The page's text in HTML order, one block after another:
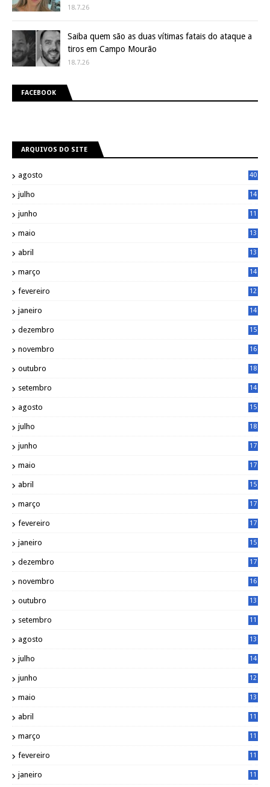
18.7.26
Saiba quem são as duas vítimas fatais do ataque a
tiros em Campo Mourão
18.7.26
FACEBOOK
ARQUIVOS DO SITE
agosto 40
julho
14
junho
11
maio
13
abril
13
março
14
fevereiro
12
janeiro
14
dezembro
15
novembro
16
outubro
18
setembro
14
agosto
15
julho
18
junho
17
maio
17
abril
15
março
17
fevereiro
17
janeiro
15
dezembro
17
novembro
16
outubro
13
setembro
11
agosto
13
julho
14
junho
12
maio
13
abril
11
março
11
fevereiro
11
janeiro
11